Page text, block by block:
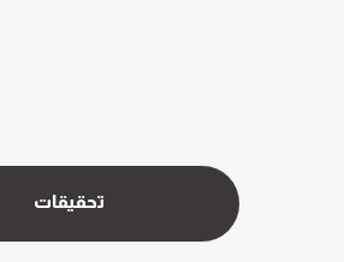
تحقيقات